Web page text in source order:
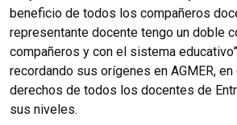
beneficio de todos los compañeros
representante docente tengo un doble
compañeros y con el sistema
recordando sus orígenes en AGMER,
derechos de todos los docentes de
sus niveles.